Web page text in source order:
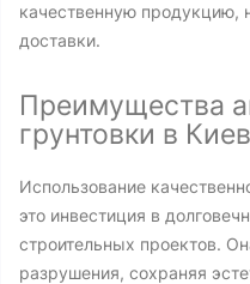
качественную продукцию,
доставки.
Преимущества
грунтовки в
Использование
это инвестиция в
строительных проектов.
разрушения, сохраняя